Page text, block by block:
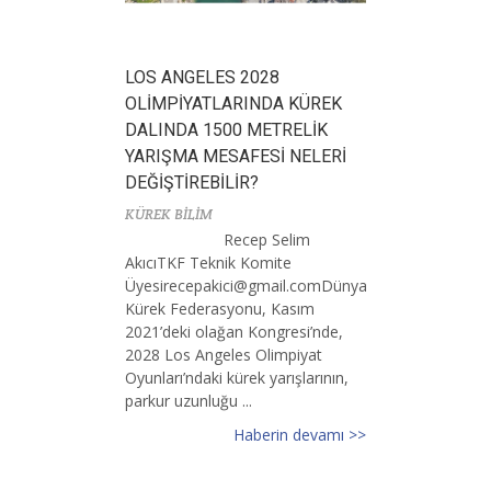
LOS ANGELES 2028
OLİMPİYATLARINDA KÜREK
DALINDA 1500 METRELİK
YARIŞMA MESAFESİ NELERİ
DEĞİŞTİREBİLİR?
KÜREK BİLİM
Recep Selim
AkıcıTKF Teknik Komite
Üyesirecepakici@gmail.comDünya
Kürek Federasyonu, Kasım
2021’deki olağan Kongresi’nde,
2028 Los Angeles Olimpiyat
Oyunları’ndaki kürek yarışlarının,
parkur uzunluğu ...
Haberin devamı >>